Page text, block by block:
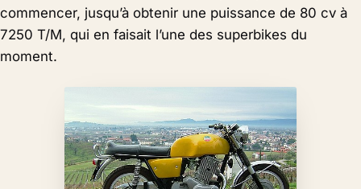
commencer, jusqu’à obtenir une puissance de 80 cv à
7250 T/M, qui en faisait l’une des superbikes du
moment.